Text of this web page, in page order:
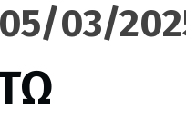
03/